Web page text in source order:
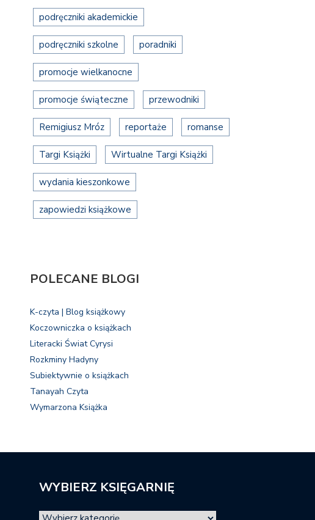
podręczniki akademickie
podręczniki szkolne poradniki
promocje wielkanocne
promocje świąteczne przewodniki
Remigiusz Mróz reportaże romanse
Targi Książki Wirtualne Targi Książki
wydania kieszonkowe
zapowiedzi książkowe
POLECANE BLOGI
K-czyta | Blog książkowy
Koczowniczka o książkach
Literacki Świat Cyrysi
Rozkminy Hadyny
Subiektywnie o książkach
Tanayah Czyta
Wymarzona Książka
WYBIERZ KSIĘGARNIĘ